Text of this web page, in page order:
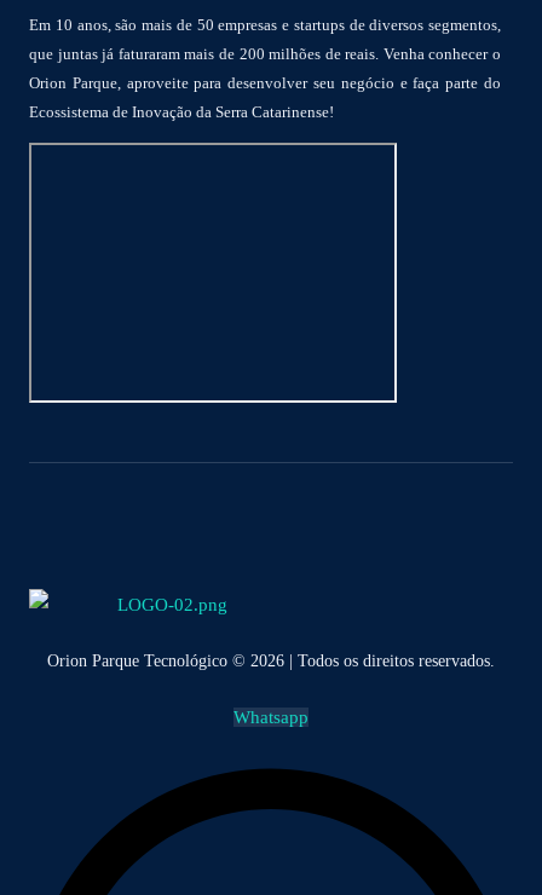
Em 10 anos, são mais de 50 empresas e startups de diversos segmentos,
que juntas já faturaram mais de 200 milhões de reais. Venha conhecer o
Orion Parque, aproveite para desenvolver seu negócio e faça parte do
Ecossistema de Inovação da Serra Catarinense!
Orion Parque Tecnológico © 2026 | Todos os direitos reservados.
Whatsapp